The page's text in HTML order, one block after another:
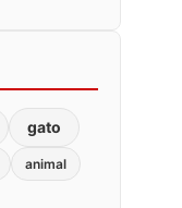
gato
animal